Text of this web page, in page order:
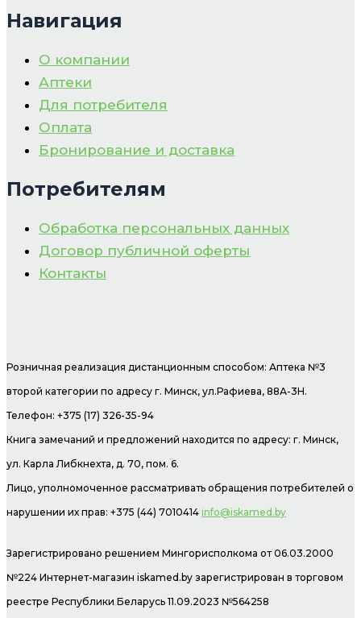
Навигация
О компании
Аптеки
Для потребителя
Оплата
Бронирование и доставка
Потребителям
Обработка персональных данных
Договор публичной оферты
Контакты
Розничная реализация дистанционным способом: Аптека №3
второй категории по адресу г. Минск, ул.Рафиева, 88А-3Н.
Телефон: +375 (17) 326-35-94
Книга замечаний и предложений находится по адресу: г. Минск,
ул. Карла Либкнехта, д. 70, пом. 6.
Лицо, уполномоченное рассматривать обращения потребителей о
нарушении их прав: +375 (44) 7010414 info@iskamed.by
Зарегистрировано решением Мингорисполкома от 06.03.2000
№224 Интернет-магазин iskamed.by зарегистрирован в торговом
реестре Республики Беларусь 11.09.2023 №564258